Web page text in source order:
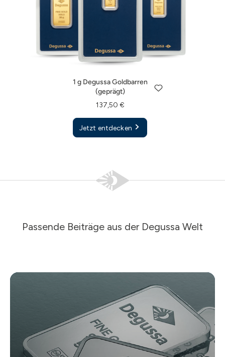
10 g Degussa Goldbarren
1 g Degussa Goldbarren
(geprägt)
137,50 €
Jetzt entdecken
Passende Beiträge aus der Degussa Welt